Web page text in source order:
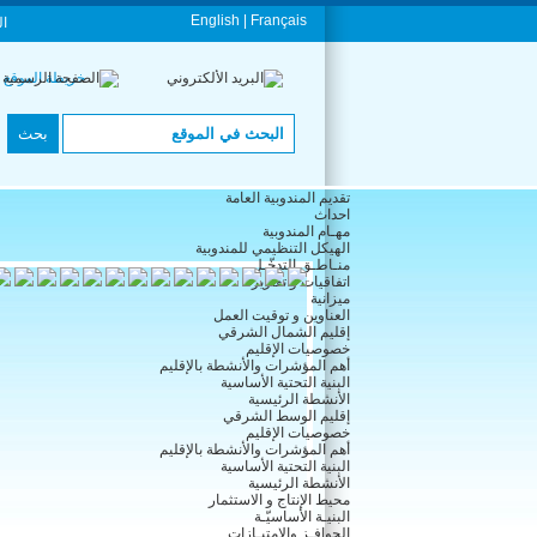
English | Français
خريطة الموقع
تقديم المندوبية العامة
احداث
مهـام المندوبية
الهيكل التنظيمي للمندوبية
منـاطـق التدخّـل
اتفاقيات و تقارير
ميزانية
العناوين و توقيت العمل
إقليم الشمال الشرقي
خصوصيات الإقليم
أهم المؤشرات والأنشطة بالإقليم
البنية التحتية الأساسية
الأنشطة الرئيسية
إقليم الوسط الشرقي
خصوصيات الإقليم
أهم المؤشرات والأنشطة بالإقليم
البنية التحتية الأساسية
الأنشطة الرئيسية
محيط الإنتاج و الاستثمار
البنيـة الأساسيّـة
الحوافـز والإمتيـازات